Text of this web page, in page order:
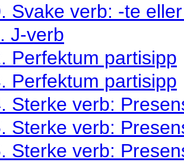
Svake verb: -te
J-verb
Perfektum partisipp
Perfektum partisipp
Sterke verb:
Sterke verb:
Sterke verb: